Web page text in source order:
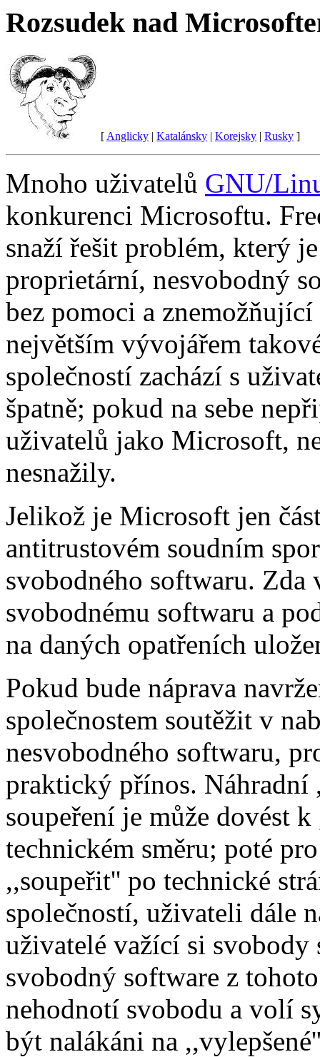
Rozsudek nad
[ Anglicky | Katalánsky | Korejsky | Rusky ]
Mnoho uživatelů GNU/
konkurenci Microsoftu.
snaží řešit problém, který
proprietární, nesvobodný
bez pomoci a
největším vývojářem
společností zachází s
špatně; pokud na sebe
uživatelů jako Microsoft,
nesnažily.
Jelikož je Microsoft jen
antitrustovém soudním
svobodného softwaru. Zda
svobodnému softwaru a
na daných opatřeních
Pokud bude náprava
společnostem soutěžit v
nesvobodného softwaru,
praktický přínos. Náhradní
soupeření je může dovést
technickém směru; poté
,,soupeřit'' po technické
společností, uživateli dále
uživatelé važící si
svobodný software z
nehodnotí svobodu a volí
být nalákáni na